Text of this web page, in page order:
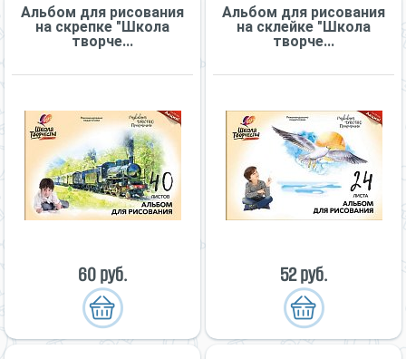
Альбом для рисования
на скрепке "Школа
творче...
60 руб.
Альбом для рисования
на склейке "Школа
творче...
52 руб.